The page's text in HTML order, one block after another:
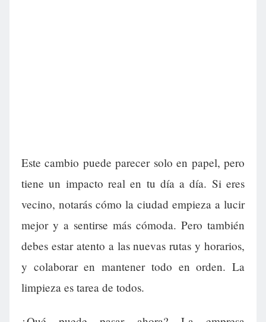
Este cambio puede parecer solo en papel, pero
tiene un impacto real en tu día a día. Si eres
vecino, notarás cómo la ciudad empieza a lucir
mejor y a sentirse más cómoda. Pero también
debes estar atento a las nuevas rutas y horarios,
y colaborar en mantener todo en orden. La
limpieza es tarea de todos.